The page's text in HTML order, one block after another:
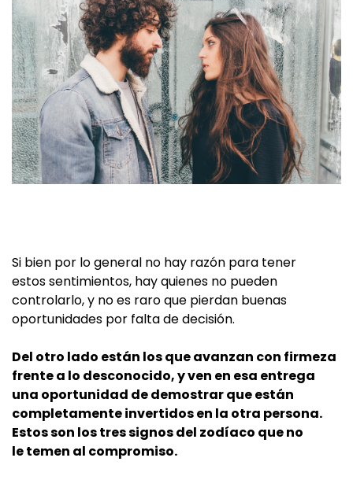
Si bien por lo general no hay razón para tener
estos sentimientos, hay quienes no pueden
controlarlo, y no es raro que pierdan buenas
oportunidades por falta de decisión.
Del otro lado están los que avanzan con firmeza
frente a lo desconocido, y ven en esa entrega
una oportunidad de demostrar que están
completamente invertidos en la otra persona.
Estos son los tres signos del zodíaco que no
le temen al compromiso.